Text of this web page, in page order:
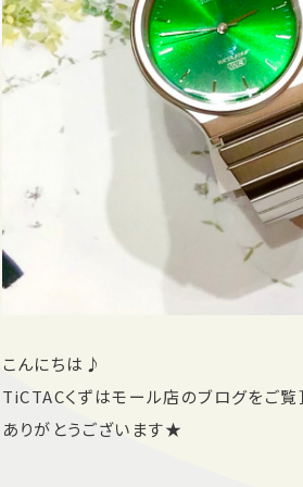
こんにちは♪
TiCTACくずはモール店のブログをご覧
ありがとうございます★